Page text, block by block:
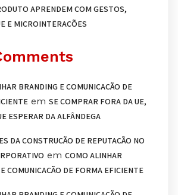
APRENDEM COM GESTOS,
E MICROINTERAÇÕES
BRANDING E COMUNICAÇÃO DE
em SE COMPRAR FORA DA UE,
ESPERAR DA ALFÂNDEGA
DA CONSTRUÇÃO DE REPUTAÇÃO NO
em COMO ALINHAR
COMUNICAÇÃO DE FORMA EFICIENTE